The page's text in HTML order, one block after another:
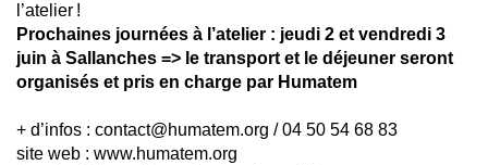
l’atelier !
Prochaines journées à l’atelier : jeudi 2 et vendredi 3
juin à Sallanches => le transport et le déjeuner seront
organisés et pris en charge par Humatem
+ d’infos : contact@humatem.org / 04 50 54 68 83
site web : www.humatem.org